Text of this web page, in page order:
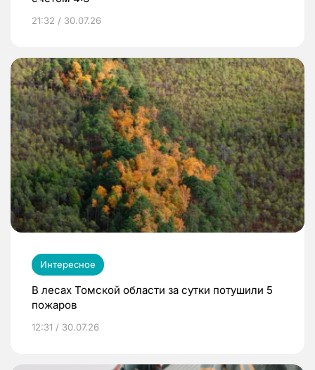
21:32 / 30.07.26
Интересное
В лесах Томской области за сутки потушили 5
пожаров
12:31 / 30.07.26